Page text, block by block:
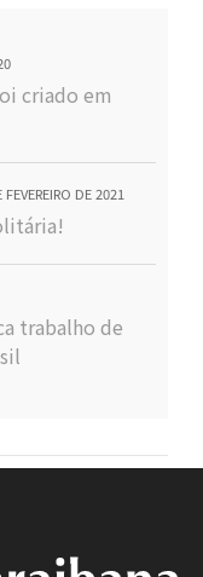
criado em
FEVEREIRO DE 2021
trabalho de